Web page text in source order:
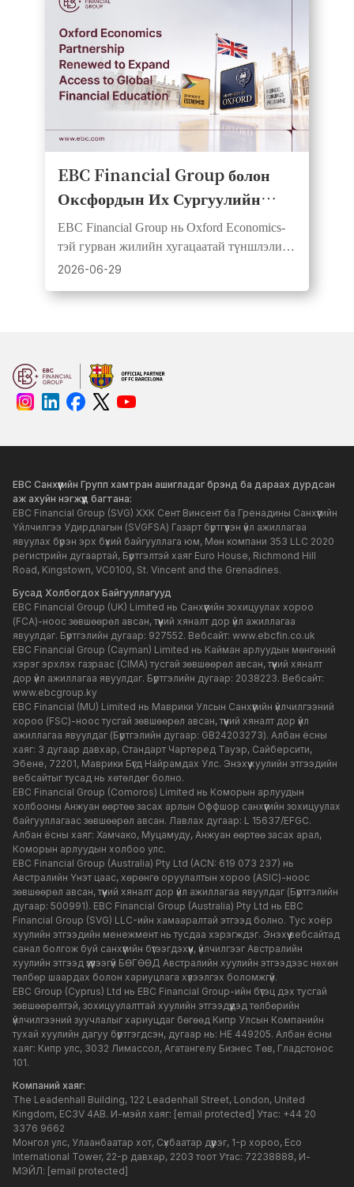
EBC Financial Group болон
Оксфордын Их Сургуулийн
Эдийн Засгийн Тэнхим нь олон
нийтийн эдийн засгийн
боловсролын чиглэлээр
түншлэлийг шинэчиллээ
EBC Financial Group нь Oxford Economics-
тэй гурван жилийн хугацаатай түншлэлийг
шинэчилж, судалгаа, шинжилгээний үр
2026-06-29
EBC Санхүүгийн Групп хамтран ашигладаг брэнд ба дараах дурдсан
аж ахуйн нэгжүүд багтана:
EBC Financial Group (SVG) ХХК Сент Винсент ба Гренадины Санхүүгийн
Үйлчилгээ Удирдлагын (SVGFSA) Газарт бүртгүүлэн үйл ажиллагаа
явуулах бүрэн эрх бүхий байгууллага юм, Мөн компани 353 LLC 2020
регистрийн дугаартай, Бүртгэлтэй хаяг Euro House, Richmond Hill
Road, Kingstown, VC0100, St. Vincent and the Grenadines.
Бусад Холбогдох Байгууллагууд
EBC Financial Group (UK) Limited нь Санхүүгийн зохицуулах хороо
(FCA)-ноос зөвшөөрөл авсан, түүний хяналт дор үйл ажиллагаа
явуулдаг. Бүртгэлийн дугаар: 927552. Вебсайт: www.ebcfin.co.uk
EBC Financial Group (Cayman) Limited нь Кайман арлуудын мөнгөний
хэрэг эрхлэх газраас (CIMA) тусгай зөвшөөрөл авсан, түүний хяналт
дор үйл ажиллагаа явуулдаг. Бүртгэлийн дугаар: 2038223. Вебсайт:
www.ebcgroup.ky
EBC Financial (MU) Limited нь Маврики Улсын Санхүүгийн үйлчилгээний
хороо (FSC)-ноос тусгай зөвшөөрөл авсан, түүний хяналт дор үйл
ажиллагаа явуулдаг (Бүртгэлийн дугаар: GB24203273). Албан ёсны
хаяг: 3 дугаар давхар, Стандарт Чартеред Тауэр, Сайберсити,
Эбене, 72201, Маврики Бүгд Найрамдах Улс. Энэхүү хуулийн этгээдийн
вебсайтыг тусад нь хөтөлдөг болно.
EBC Financial Group (Comoros) Limited нь Коморын арлуудын
холбооны Анжуан өөртөө засах арлын Оффшор санхүүгийн зохицуулах
байгууллагаас зөвшөөрөл авсан. Лавлах дугаар: L 15637/EFGC.
Албан ёсны хаяг: Хамчако, Муцамуду, Анжуан өөртөө засах арал,
Коморын арлуудын холбоо улс.
EBC Financial Group (Australia) Pty Ltd (ACN: 619 073 237) нь
Австралийн Үнэт цаас, хөрөнгө оруулалтын хороо (ASIC)-ноос
зөвшөөрөл авсан, түүний хяналт дор үйл ажиллагаа явуулдаг (Бүртгэлийн
дугаар: 500991). EBC Financial Group (Australia) Pty Ltd нь EBC
Financial Group (SVG) LLC-ийн хамааралтай этгээд болно. Тус хоёр
хуулийн этгээдийн менежмент нь тусдаа хэрэгждэг. Энэхүү вебсайтад
санал болгож буй санхүүгийн бүтээгдэхүүн, үйлчилгээг Австралийн
хуулийн этгээд үзүүлээгүй БӨГӨӨД Австралийн хуулийн этгээдээс нөхөн
төлбөр шаардах болон хариуцлага хүлээлгэх боломжгүй.
EBC Group (Cyprus) Ltd нь EBC Financial Group-ийн бүтэц дэх тусгай
зөвшөөрөлтэй, зохицуулалттай хуулийн этгээдүүдэд төлбөрийн
үйлчилгээний зуучлалыг хариуцдаг бөгөөд Кипр Улсын Компанийн
тухай хуулийн дагуу бүртгэгдсэн, дугаар нь: HE 449205. Албан ёсны
хаяг: Кипр улс, 3032 Лимассол, Агатангелу Бизнес Төв, Гладстонос
101.
Компаний хаяг:
The Leadenhall Building, 122 Leadenhall Street, London, United
Kingdom, EC3V 4AB. И-мэйл хаяг: [email protected] Утас: +44 20
3376 9662
Монгол улс, Улаанбаатар хот, Сүхбаатар дүүрэг, 1-р хороо, Eco
International Tower, 22-р давхар, 2203 тоот Утас: 72238888, И-
МЭЙЛ: [email protected]